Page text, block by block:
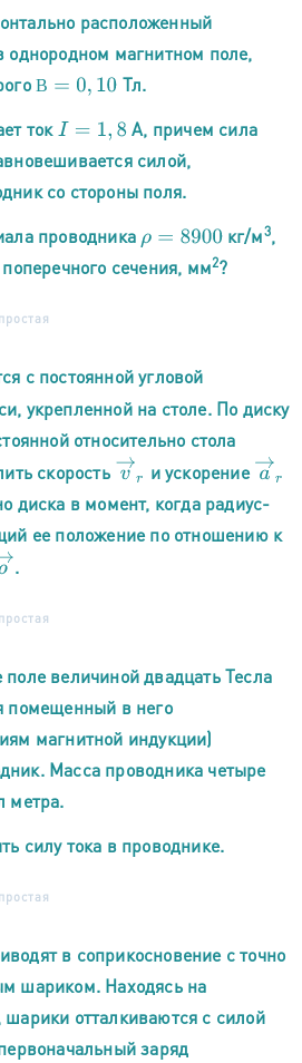
расположенный
однородном магнитном поле,
В
В =0, 10
Тл.
токI= 1,8
А, причем сила
силой,
со стороны поля.
проводника ρ=8900 кг/м3,
сечения, мм2?
простая
с постоянной угловой
укрепленной на столе. По диску
относительно стола
скорость v→ и ускорениеa→
диска в момент, когда радиус-
ее положение по отношению к
→.
простая
величиной двадцать Тесла
помещенный в него
магнитной индукции)
Масса проводника четыре
метра.
силу тока в проводнике.
простая
в соприкосновение с точно
шариком. Находясь на
шарики отталкиваются с силой
заряд